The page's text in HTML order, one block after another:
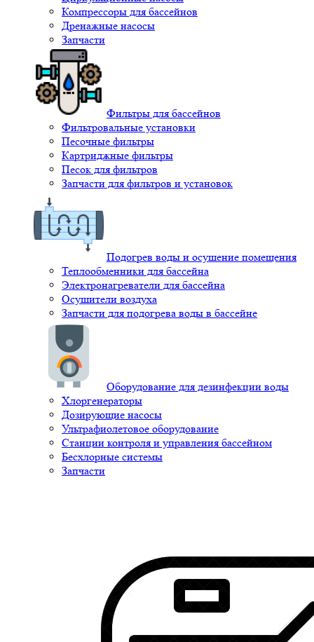
Компрессоры для бассейнов
Дренажные насосы
Запчасти
Фильтры для бассейнов
Фильтровальные установки
Песочные фильтры
Картриджные фильтры
Песок для фильтров
Запчасти для фильтров и установок
Подогрев воды и осушение помещения
Теплообменники для бассейна
Электронагреватели для бассейна
Осушители воздуха
Запчасти для подогрева воды в бассейне
Оборудование для дезинфекции воды
Хлоргенераторы
Дозирующие насосы
Ультрафиолетовое оборудование
Станции контроля и управления бассейном
Бесхлорные системы
Запчасти